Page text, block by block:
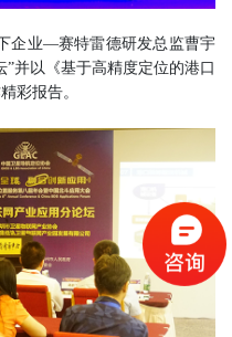
企业—赛特雷德研发总监曹宇
”并以《基于高精度定位的港口
彩报告。